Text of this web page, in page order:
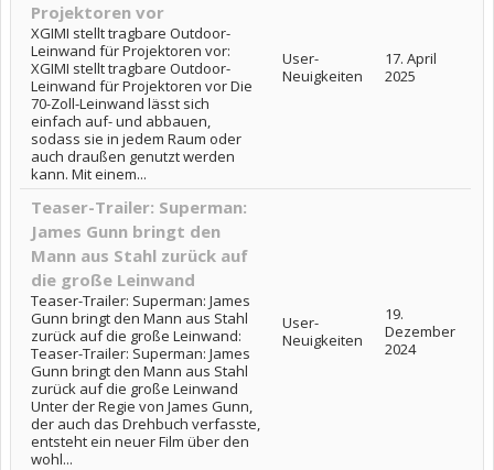
Projektoren vor
XGIMI stellt tragbare Outdoor-
Leinwand für Projektoren vor:
XGIMI stellt tragbare Outdoor-
Leinwand für Projektoren vor Die
70-Zoll-Leinwand lässt sich
einfach auf- und abbauen,
sodass sie in jedem Raum oder
auch draußen genutzt werden
kann. Mit einem...
User-
Neuigkeiten
17. April
2025
Teaser-Trailer: Superman:
James Gunn bringt den
Mann aus Stahl zurück auf
die große Leinwand
Teaser-Trailer: Superman: James
Gunn bringt den Mann aus Stahl
zurück auf die große Leinwand:
Teaser-Trailer: Superman: James
Gunn bringt den Mann aus Stahl
zurück auf die große Leinwand
Unter der Regie von James Gunn,
der auch das Drehbuch verfasste,
entsteht ein neuer Film über den
wohl...
User-
Neuigkeiten
19.
Dezember
2024